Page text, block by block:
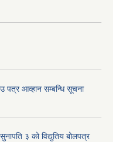
पत्र आव्हान सम्बन्धि सूचना
३ को विद्युतिय बोलपत्र